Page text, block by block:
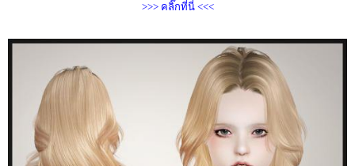
>>> คลิ๊กที่นี่ <<<